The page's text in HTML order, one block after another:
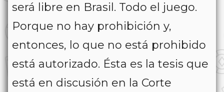
será libre en Brasil. Todo el juego.
Porque no hay prohibición y,
entonces, lo que no está prohibido
está autorizado. Ésta es la tesis que
está en discusión en la Corte